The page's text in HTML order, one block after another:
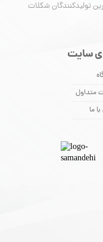
تولیدکنندگان شکلات
سایت
متداول
ما